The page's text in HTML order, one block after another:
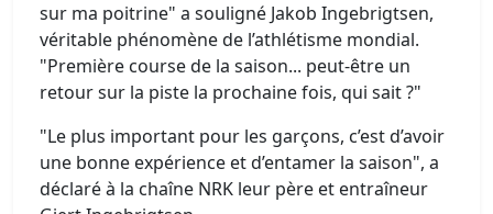
sur ma poitrine" a souligné Jakob Ingebrigtsen,
véritable phénomène de l’athlétisme mondial.
"Première course de la saison... peut-être un
retour sur la piste la prochaine fois, qui sait ?"
"Le plus important pour les garçons, c’est d’avoir
une bonne expérience et d’entamer la saison", a
déclaré à la chaîne NRK leur père et entraîneur